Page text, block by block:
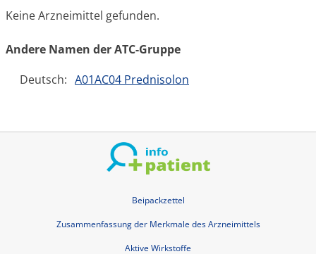
Keine Arzneimittel gefunden.
Andere Namen der ATC-Gruppe
Deutsch: A01AC04 Prednisolon
Beipackzettel
Zusammenfassung der Merkmale des Arzneimittels
Aktive Wirkstoffe